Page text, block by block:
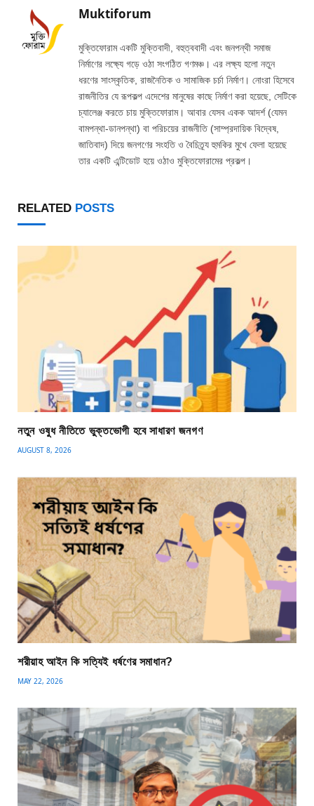
Muktiforum
মুক্তিফোরাম একটি মুক্তিবাদী, বহুত্ববাদী এবং জনপন্থী সমাজ
নির্মাণের লক্ষ্যে গড়ে ওঠা সংগঠিত গণমঞ্চ। এর লক্ষ্য হলো নতুন
ধরণের সাংস্কৃতিক, রাজনৈতিক ও সামাজিক চর্চা নির্মাণ। নোংরা হিসেবে
রাজনীতির যে রূপকল্প এদেশের মানুষের কাছে নির্মাণ করা হয়েছে, সেটিকে
চ্যালেঞ্জ করতে চায় মুক্তিফোরাম। আবার যেসব একক আদর্শ (যেমন
বামপন্থা-ডানপন্থা) বা পরিচয়ের রাজনীতি (সাম্প্রদায়িক বিদ্বেষ,
জাতিবাদ) দিয়ে জনগণের সংহতি ও বৈচিত্র্য হুমকির মুখে ফেলা হয়েছে
তার একটি এন্টিডোট হয়ে ওঠাও মুক্তিফোরামের প্রকল্প।
RELATED POSTS
নতুন ওষুধ নীতিতে ভুক্তভোগী হবে সাধারণ জনগণ
AUGUST 8, 2026
শরীয়াহ আইন কি সত্যিই ধর্ষণের সমাধান?
MAY 22, 2026